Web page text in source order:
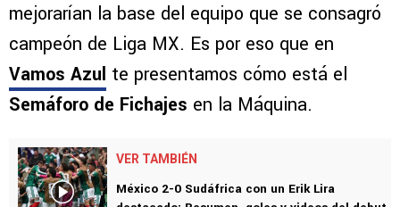
mejorarían la base del equipo que se consagró
campeón de Liga MX. Es por eso que en
Vamos Azul te presentamos cómo está el
Semáforo de Fichajes en la Máquina.
VER TAMBIÉN
México 2-0 Sudáfrica con un Erik Lira